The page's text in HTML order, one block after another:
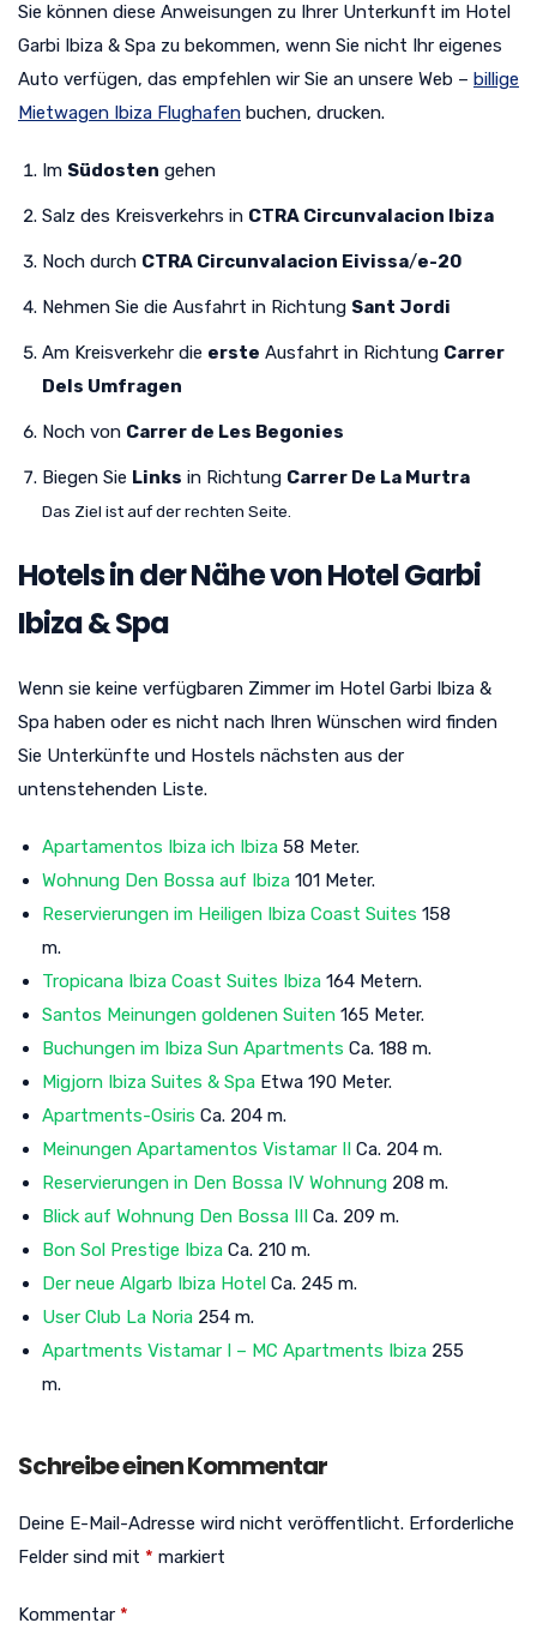
Sie können diese Anweisungen zu Ihrer Unterkunft im Hotel
Garbi Ibiza & Spa zu bekommen, wenn Sie nicht Ihr eigenes
Auto verfügen, das empfehlen wir Sie an unsere Web – billige
Mietwagen Ibiza Flughafen buchen, drucken.
Im Südosten gehen
Salz des Kreisverkehrs in CTRA Circunvalacion Ibiza
Noch durch CTRA Circunvalacion Eivissa/e-20
Nehmen Sie die Ausfahrt in Richtung Sant Jordi
Am Kreisverkehr die erste Ausfahrt in Richtung Carrer
Dels Umfragen
Noch von Carrer de Les Begonies
Biegen Sie Links in Richtung Carrer De La Murtra
Das Ziel ist auf der rechten Seite.
Hotels in der Nähe von Hotel Garbi
Ibiza & Spa
Wenn sie keine verfügbaren Zimmer im Hotel Garbi Ibiza &
Spa haben oder es nicht nach Ihren Wünschen wird finden
Sie Unterkünfte und Hostels nächsten aus der
untenstehenden Liste.
Apartamentos Ibiza ich Ibiza 58 Meter.
Wohnung Den Bossa auf Ibiza 101 Meter.
Reservierungen im Heiligen Ibiza Coast Suites 158
m.
Tropicana Ibiza Coast Suites Ibiza 164 Metern.
Santos Meinungen goldenen Suiten 165 Meter.
Buchungen im Ibiza Sun Apartments Ca. 188 m.
Migjorn Ibiza Suites & Spa Etwa 190 Meter.
Apartments-Osiris Ca. 204 m.
Meinungen Apartamentos Vistamar II Ca. 204 m.
Reservierungen in Den Bossa IV Wohnung 208 m.
Blick auf Wohnung Den Bossa III Ca. 209 m.
Bon Sol Prestige Ibiza Ca. 210 m.
Der neue Algarb Ibiza Hotel Ca. 245 m.
User Club La Noria 254 m.
Apartments Vistamar I – MC Apartments Ibiza 255
m.
Schreibe einen Kommentar
Deine E-Mail-Adresse wird nicht veröffentlicht. Erforderliche
Felder sind mit * markiert
Kommentar *